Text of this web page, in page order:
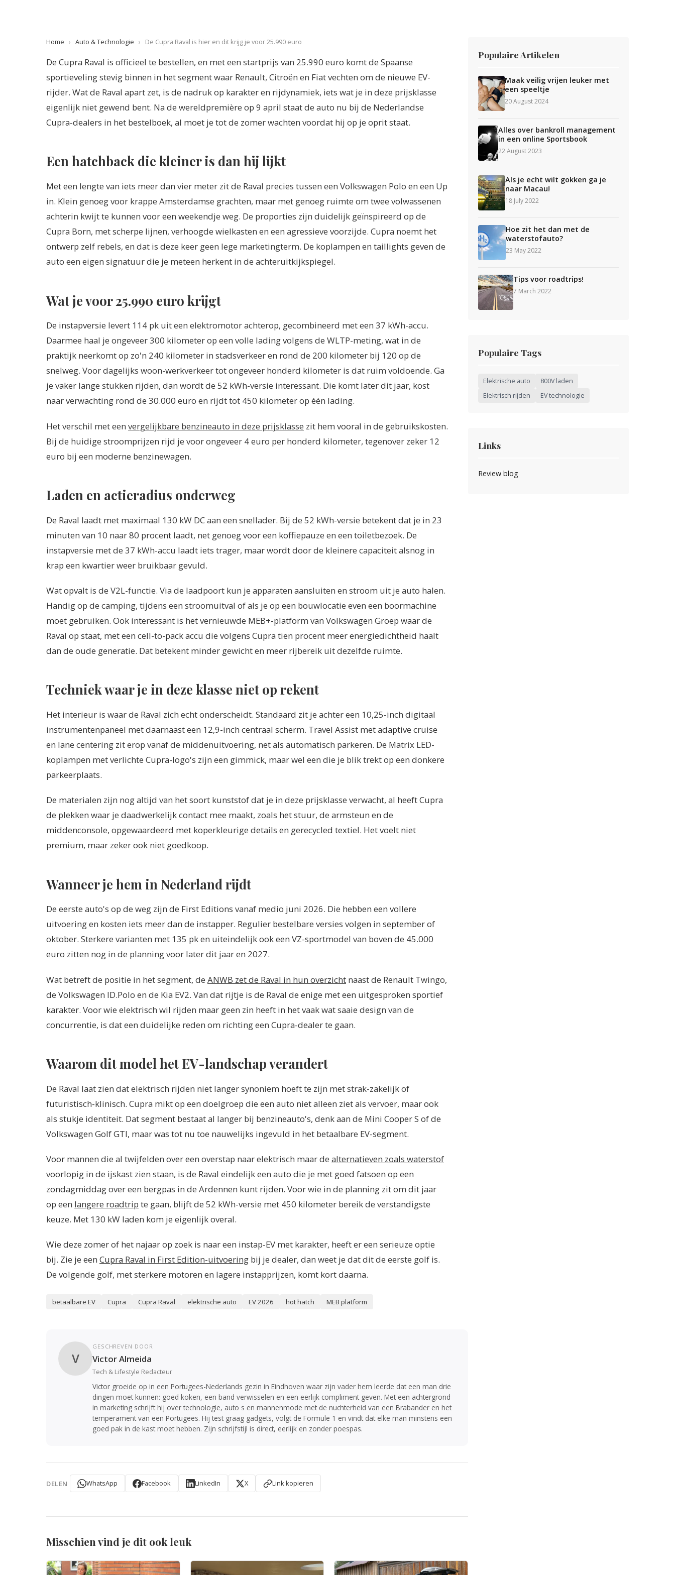
Home › Auto & Technologie › De Cupra Raval is hier en dit krijg je voor 25.990 euro
De Cupra Raval is officieel te bestellen, en met een startprijs van 25.990 euro komt de Spaanse
sportieveling stevig binnen in het segment waar Renault, Citroën en Fiat vechten om de nieuwe EV-
rijder. Wat de Raval apart zet, is de nadruk op karakter en rijdynamiek, iets wat je in deze prijsklasse
eigenlijk niet gewend bent. Na de wereldpremière op 9 april staat de auto nu bij de Nederlandse
Cupra-dealers in het bestelboek, al moet je tot de zomer wachten voordat hij op je oprit staat.
Een hatchback die kleiner is dan hij lijkt
Met een lengte van iets meer dan vier meter zit de Raval precies tussen een Volkswagen Polo en een Up
in. Klein genoeg voor krappe Amsterdamse grachten, maar met genoeg ruimte om twee volwassenen
achterin kwijt te kunnen voor een weekendje weg. De proporties zijn duidelijk geïnspireerd op de
Cupra Born, met scherpe lijnen, verhoogde wielkasten en een agressieve voorzijde. Cupra noemt het
ontwerp zelf rebels, en dat is deze keer geen lege marketingterm. De koplampen en taillights geven de
auto een eigen signatuur die je meteen herkent in de achteruitkijkspiegel.
Wat je voor 25.990 euro krijgt
De instapversie levert 114 pk uit een elektromotor achterop, gecombineerd met een 37 kWh-accu.
Daarmee haal je ongeveer 300 kilometer op een volle lading volgens de WLTP-meting, wat in de
praktijk neerkomt op zo'n 240 kilometer in stadsverkeer en rond de 200 kilometer bij 120 op de
snelweg. Voor dagelijks woon-werkverkeer tot ongeveer honderd kilometer is dat ruim voldoende. Ga
je vaker lange stukken rijden, dan wordt de 52 kWh-versie interessant. Die komt later dit jaar, kost
naar verwachting rond de 30.000 euro en rijdt tot 450 kilometer op één lading.
Het verschil met een vergelijkbare benzineauto in deze prijsklasse zit hem vooral in de gebruikskosten.
Bij de huidige stroomprijzen rijd je voor ongeveer 4 euro per honderd kilometer, tegenover zeker 12
euro bij een moderne benzinewagen.
Laden en actieradius onderweg
De Raval laadt met maximaal 130 kW DC aan een snellader. Bij de 52 kWh-versie betekent dat je in 23
minuten van 10 naar 80 procent laadt, net genoeg voor een koffiepauze en een toiletbezoek. De
instapversie met de 37 kWh-accu laadt iets trager, maar wordt door de kleinere capaciteit alsnog in
krap een kwartier weer bruikbaar gevuld.
Wat opvalt is de V2L-functie. Via de laadpoort kun je apparaten aansluiten en stroom uit je auto halen.
Handig op de camping, tijdens een stroomuitval of als je op een bouwlocatie even een boormachine
moet gebruiken. Ook interessant is het vernieuwde MEB+-platform van Volkswagen Groep waar de
Raval op staat, met een cell-to-pack accu die volgens Cupra tien procent meer energiedichtheid haalt
dan de oude generatie. Dat betekent minder gewicht en meer rijbereik uit dezelfde ruimte.
Techniek waar je in deze klasse niet op rekent
Het interieur is waar de Raval zich echt onderscheidt. Standaard zit je achter een 10,25-inch digitaal
instrumentenpaneel met daarnaast een 12,9-inch centraal scherm. Travel Assist met adaptive cruise
en lane centering zit erop vanaf de middenuitvoering, net als automatisch parkeren. De Matrix LED-
koplampen met verlichte Cupra-logo's zijn een gimmick, maar wel een die je blik trekt op een donkere
parkeerplaats.
De materialen zijn nog altijd van het soort kunststof dat je in deze prijsklasse verwacht, al heeft Cupra
de plekken waar je daadwerkelijk contact mee maakt, zoals het stuur, de armsteun en de
middenconsole, opgewaardeerd met koperkleurige details en gerecycled textiel. Het voelt niet
premium, maar zeker ook niet goedkoop.
Wanneer je hem in Nederland rijdt
De eerste auto's op de weg zijn de First Editions vanaf medio juni 2026. Die hebben een vollere
uitvoering en kosten iets meer dan de instapper. Regulier bestelbare versies volgen in september of
oktober. Sterkere varianten met 135 pk en uiteindelijk ook een VZ-sportmodel van boven de 45.000
euro zitten nog in de planning voor later dit jaar en 2027.
Wat betreft de positie in het segment, de ANWB zet de Raval in hun overzicht naast de Renault Twingo,
de Volkswagen ID.Polo en de Kia EV2. Van dat rijtje is de Raval de enige met een uitgesproken sportief
karakter. Voor wie elektrisch wil rijden maar geen zin heeft in het vaak wat saaie design van de
concurrentie, is dat een duidelijke reden om richting een Cupra-dealer te gaan.
Waarom dit model het EV-landschap verandert
De Raval laat zien dat elektrisch rijden niet langer synoniem hoeft te zijn met strak-zakelijk of
futuristisch-klinisch. Cupra mikt op een doelgroep die een auto niet alleen ziet als vervoer, maar ook
als stukje identiteit. Dat segment bestaat al langer bij benzineauto's, denk aan de Mini Cooper S of de
Volkswagen Golf GTI, maar was tot nu toe nauwelijks ingevuld in het betaalbare EV-segment.
Voor mannen die al twijfelden over een overstap naar elektrisch maar de alternatieven zoals waterstof
voorlopig in de ijskast zien staan, is de Raval eindelijk een auto die je met goed fatsoen op een
zondagmiddag over een bergpas in de Ardennen kunt rijden. Voor wie in de planning zit om dit jaar
op een langere roadtrip te gaan, blijft de 52 kWh-versie met 450 kilometer bereik de verstandigste
keuze. Met 130 kW laden kom je eigenlijk overal.
Wie deze zomer of het najaar op zoek is naar een instap-EV met karakter, heeft er een serieuze optie
bij. Zie je een Cupra Raval in First Edition-uitvoering bij je dealer, dan weet je dat dit de eerste golf is.
De volgende golf, met sterkere motoren en lagere instapprijzen, komt kort daarna.
betaalbare EV Cupra Cupra Raval elektrische auto EV 2026 hot hatch MEB platform
V
GESCHREVEN DOOR
Victor Almeida
Tech & Lifestyle Redacteur
Victor groeide op in een Portugees-Nederlands gezin in Eindhoven waar zijn vader hem leerde dat een man drie
dingen moet kunnen: goed koken, een band verwisselen en een eerlijk compliment geven. Met een achtergrond
in marketing schrijft hij over technologie, auto s en mannenmode met de nuchterheid van een Brabander en het
temperament van een Portugees. Hij test graag gadgets, volgt de Formule 1 en vindt dat elke man minstens een
goed pak in de kast moet hebben. Zijn schrijfstijl is direct, eerlijk en zonder poespas.
DELEN WhatsApp Facebook LinkedIn X Link kopieren
Misschien vind je dit ook leuk
Populaire Artikelen
Maak veilig vrijen leuker met
een speeltje
20 August 2024
Alles over bankroll management
in een online Sportsbook
22 August 2023
Als je echt wilt gokken ga je
naar Macau!
18 July 2022
Hoe zit het dan met de
waterstofauto?
23 May 2022
Tips voor roadtrips!
7 March 2022
Populaire Tags
Elektrische auto
800V laden
Elektrisch rijden
EV technologie
Links
Review blog